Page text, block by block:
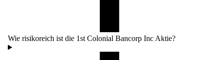
Wie risikoreich ist die 1st Colonial Bancorp Inc Aktie?